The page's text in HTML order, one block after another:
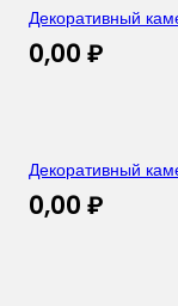
Декоративный
0,00 ₽
Декоративный
0,00 ₽